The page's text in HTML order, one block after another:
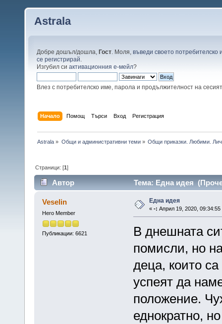
Astrala
Добре дошъл/дошла, Гост . Моля, въведи своето потребителско
се регистрирай
Изгубил си активационния е-мейл?
Влез с потребителско име, парола и продължителност на
Начало Помощ Търси Вход Регистрация
Astrala » Общи и административни теми» Общи приказки. Любими.
Страници: [1]
Автор Тема: Една идея
Veselin
Hero Member
Публикации: 6621
Една идея
« -: Април 19, 2020, 09:34:55
В днешната
помисли, но
деца, които
успеят да
положение.
еднократно,